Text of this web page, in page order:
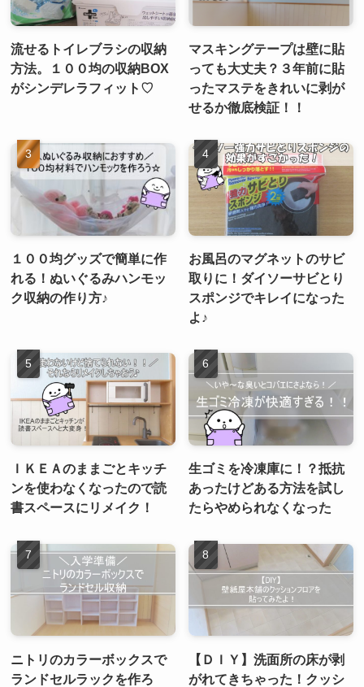
流せるトイレブラシの収納
方法。１００均の収納BOX
がシンデレラフィット♡
マスキングテープは壁に貼
っても大丈夫？３年前に貼
ったマステをきれいに剥が
せるか徹底検証！！
１００均グッズで簡単に作
れる！ぬいぐるみハンモッ
ク収納の作り方♪
お風呂のマグネットのサビ
取りに！ダイソーサビとり
スポンジでキレイになった
よ♪
ＩＫＥＡのままごとキッチ
ンを使わなくなったので読
書スペースにリメイク！
生ゴミを冷凍庫に！？抵抗
あったけどある方法を試し
たらやめられなくなった
ニトリのカラーボックスで
ランドセルラックを作ろ
【ＤＩＹ】洗面所の床が剥
がれてきちゃった！クッシ